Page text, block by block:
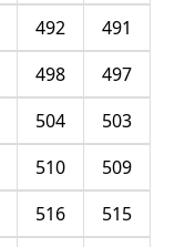
491
492
497
498
503
504
509
510
515
516